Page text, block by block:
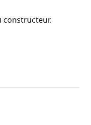
constructeur.